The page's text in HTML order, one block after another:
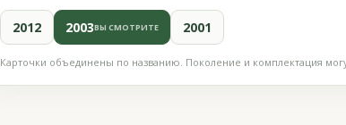
2012 2003ВЫ СМОТРИТЕ 2001
Карточки объединены по названию. Поколение и комплектация